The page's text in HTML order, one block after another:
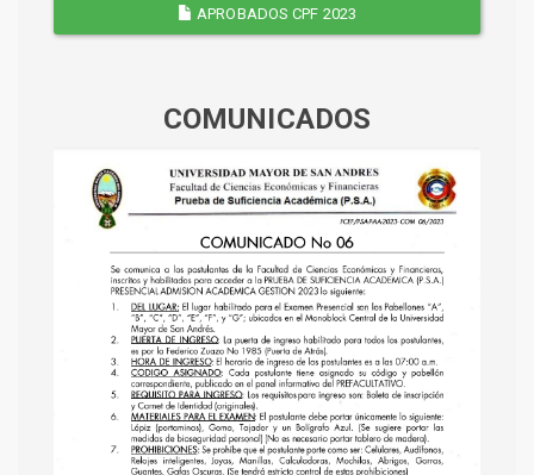
APROBADOS CPF 2023
COMUNICADOS